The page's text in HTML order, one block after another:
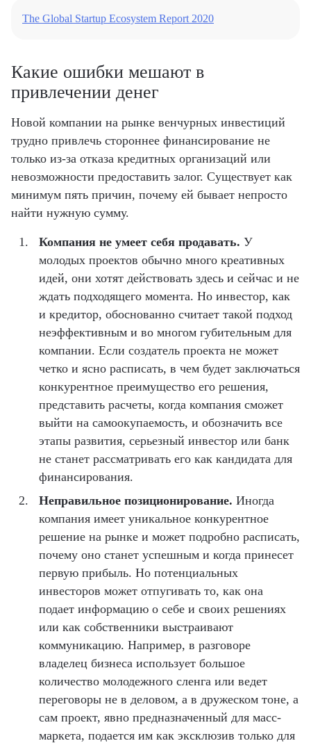
The Global Startup Ecosystem Report 2020
Какие ошибки мешают в
привлечении денег
Новой компании на рынке венчурных инвестиций
трудно привлечь стороннее финансирование не
только из-за отказа кредитных организаций или
невозможности предоставить залог. Существует как
минимум пять причин, почему ей бывает непросто
найти нужную сумму.
Компания не умеет себя продавать. У
молодых проектов обычно много креативных
идей, они хотят действовать здесь и сейчас и не
ждать подходящего момента. Но инвестор, как
и кредитор, обоснованно считает такой подход
неэффективным и во многом губительным для
компании. Если создатель проекта не может
четко и ясно расписать, в чем будет заключаться
конкурентное преимущество его решения,
представить расчеты, когда компания сможет
выйти на самоокупаемость, и обозначить все
этапы развития, серьезный инвестор или банк
не станет рассматривать его как кандидата для
финансирования.
Неправильное позиционирование. Иногда
компания имеет уникальное конкурентное
решение на рынке и может подробно расписать,
почему оно станет успешным и когда принесет
первую прибыль. Но потенциальных
инвесторов может отпугивать то, как она
подает информацию о себе и своих решениях
или как собственники выстраивают
коммуникацию. Например, в разговоре
владелец бизнеса использует большое
количество молодежного сленга или ведет
переговоры не в деловом, а в дружеском тоне, а
сам проект, явно предназначенный для масс-
маркета, подается им как эксклюзив только для